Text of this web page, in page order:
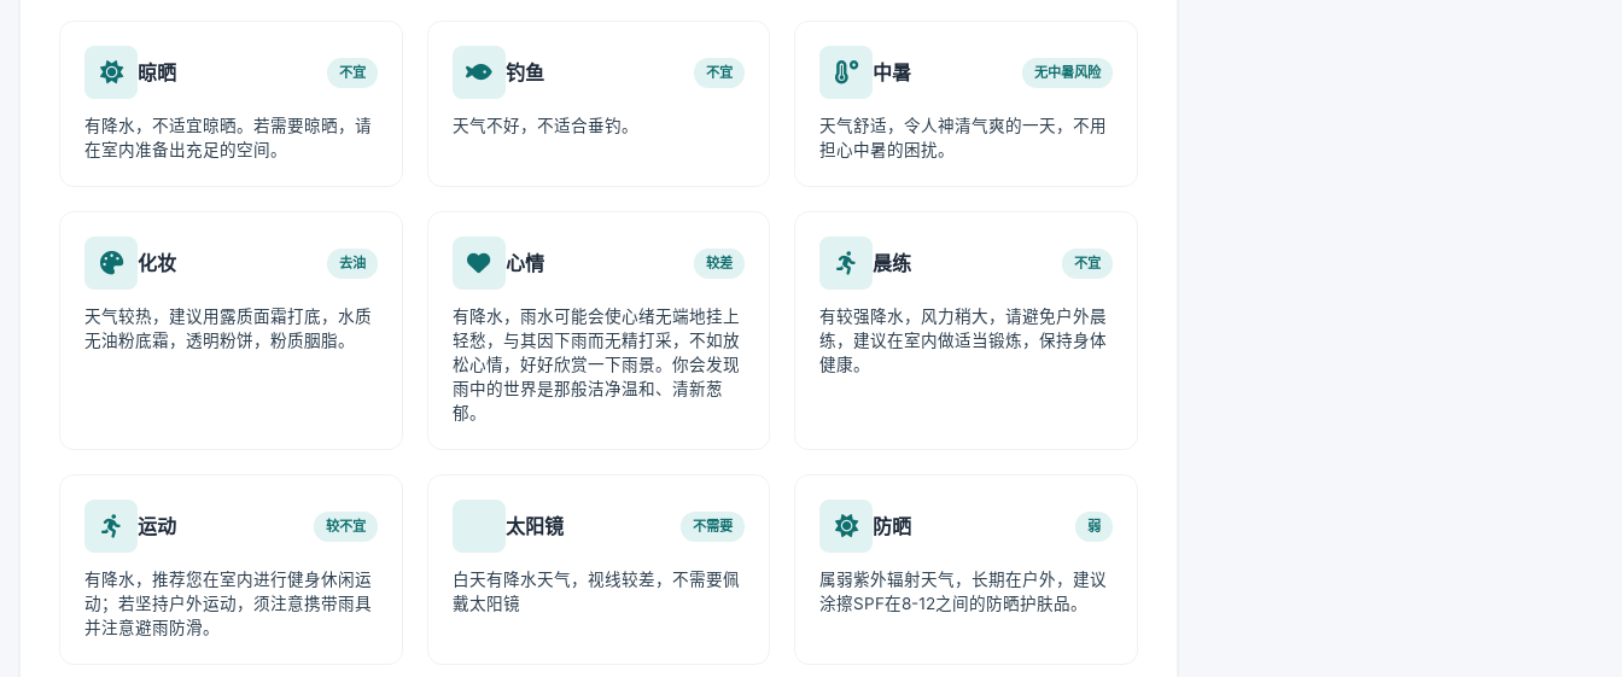
晾晒 不宜
有降水，不适宜晾晒。若需要晾晒，请
在室内准备出充足的空间。
钓鱼 不宜
天气不好，不适合垂钓。
中暑 无中暑风险
天气舒适，令人神清气爽的一天，不用
担心中暑的困扰。
化妆 去油
天气较热，建议用露质面霜打底，水质
无油粉底霜，透明粉饼，粉质胭脂。
心情 较差
有降水，雨水可能会使心绪无端地挂上
轻愁，与其因下雨而无精打采，不如放
松心情，好好欣赏一下雨景。你会发现
雨中的世界是那般洁净温和、清新葱
郁。
晨练 不宜
有较强降水，风力稍大，请避免户外晨
练，建议在室内做适当锻炼，保持身体
健康。
运动 较不宜
有降水，推荐您在室内进行健身休闲运
动；若坚持户外运动，须注意携带雨具
并注意避雨防滑。
太阳镜 不需要
白天有降水天气，视线较差，不需要佩
戴太阳镜
防晒 弱
属弱紫外辐射天气，长期在户外，建议
涂擦SPF在8-12之间的防晒护肤品。